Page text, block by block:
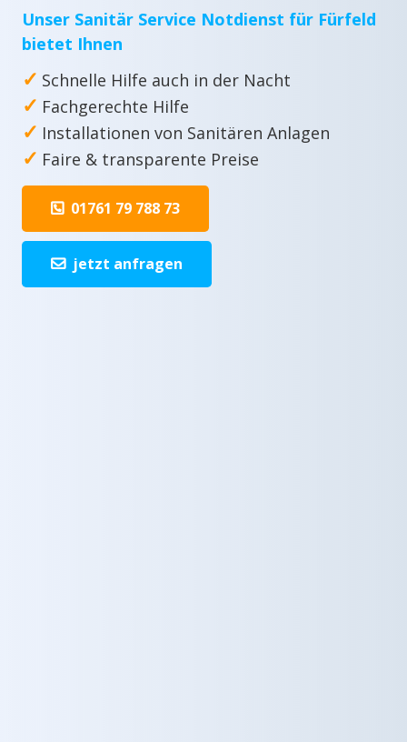
Unser Sanitär Service Notdienst für Fürfeld
bietet Ihnen
✓ Schnelle Hilfe auch in der Nacht
✓ Fachgerechte Hilfe
✓ Installationen von Sanitären Anlagen
✓ Faire & transparente Preise
01761 79 788 73
jetzt anfragen